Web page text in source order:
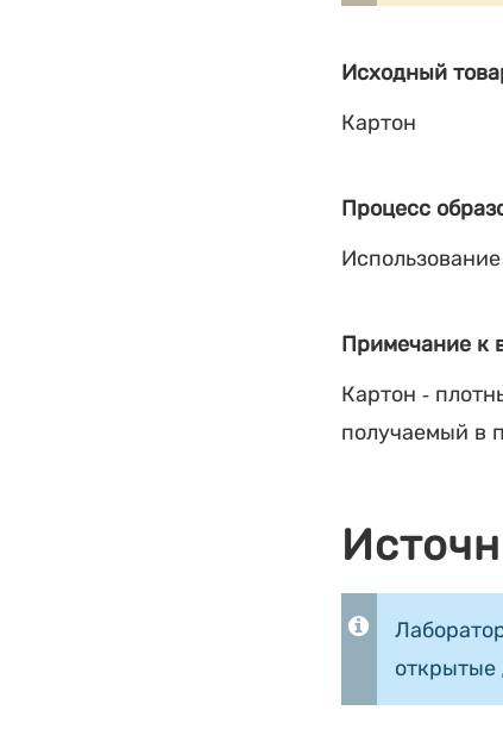
Исходный
Картон
Процесс
Примечание к
Картон -
получаемый в
открытые